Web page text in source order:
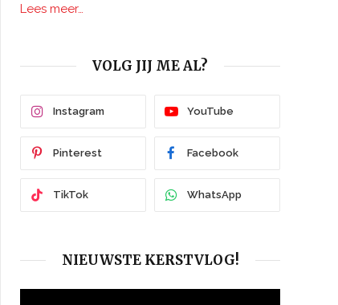
Lees meer…
VOLG JIJ ME AL?
Instagram YouTube
Pinterest Facebook
TikTok WhatsApp
NIEUWSTE KERSTVLOG!